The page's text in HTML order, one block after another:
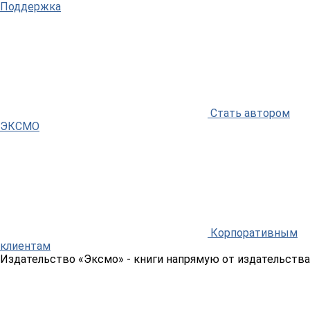
Поддержка
Стать автором
ЭКСМО
Корпоративным
клиентам
Издательство «Эксмо» - книги напрямую от издательства